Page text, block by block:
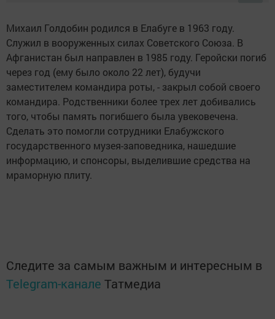
Михаил Голдобин родился в Елабуге в 1963 году.
Служил в вооруженных силах Советского Союза. В
Афганистан был направлен в 1985 году. Геройски погиб
через год (ему было около 22 лет), будучи
заместителем командира роты, - закрыл собой своего
командира. Родственники более трех лет добивались
того, чтобы память погибшего была увековечена.
Сделать это помогли сотрудники Елабужского
государственного музея-заповедника, нашедшие
информацию, и спонсоры, выделившие средства на
мраморную плиту.
Следите за самым важным и интересным в
Telegram-канале Татмедиа